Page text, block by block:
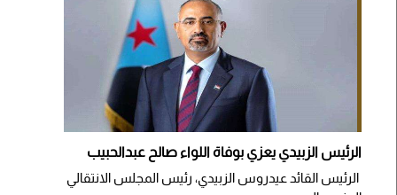
الرئيس الزبيدي يعزي بوفاة اللواء صالح عبدالحبيب
الرئيس القائد عيدروس الزبيدي، رئيس المجلس الانتقالي